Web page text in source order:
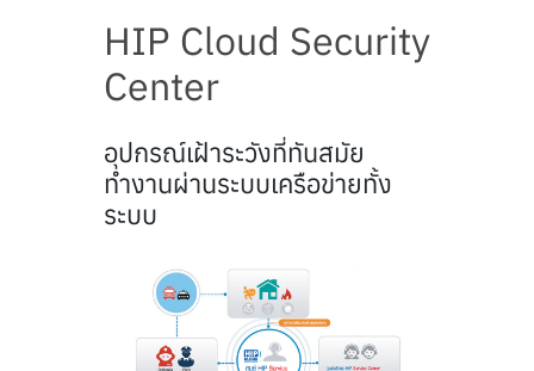
HIP Cloud Security
Center
อุปกรณ์เฝ้าระวังที่ทันสมัย
ทำงานผ่านระบบเครือข่ายทั้ง
ระบบ